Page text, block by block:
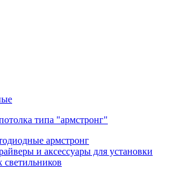
типа "армстронг"
армстронг
и аксессуары для установки
светильников